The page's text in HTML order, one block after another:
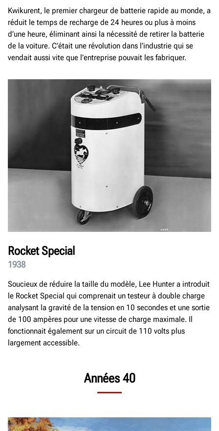
Kwikurent, le premier chargeur de batterie rapide au monde, a
réduit le temps de recharge de 24 heures ou plus à moins
d’une heure, éliminant ainsi la nécessité de retirer la batterie
de la voiture. C’était une révolution dans l’industrie qui se
vendait aussi vite que l’entreprise pouvait les fabriquer.
Rocket Special
1938
Soucieux de réduire la taille du modèle, Lee Hunter a introduit
le Rocket Special qui comprenait un testeur à double charge
analysant la gravité de la tension en 10 secondes et une sortie
de 100 ampères pour une vitesse de charge maximale. Il
fonctionnait également sur un circuit de 110 volts plus
largement accessible.
Années 40